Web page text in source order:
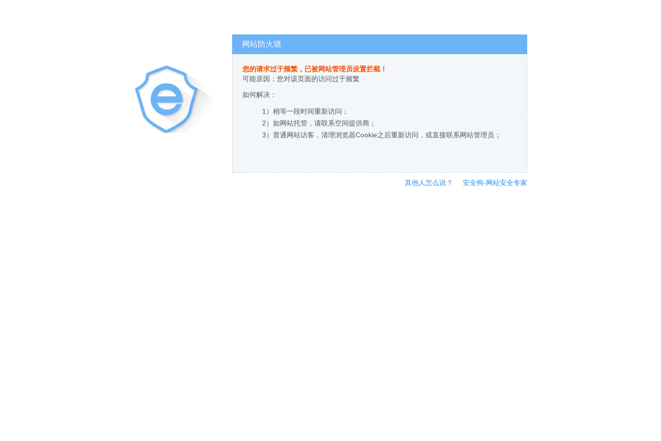
网站防火墙
您的请求过于频繁，已被网站管理员设置拦截！
可能原因：您对该页面的访问过于频繁
如何解决：
1）稍等一段时间重新访问；
2）如网站托管，请联系空间提供商；
3）普通网站访客，清理浏览器Cookie之后重新访问，或直接联系网站管理员；
其他人怎么说？ 安全狗-网站安全专家